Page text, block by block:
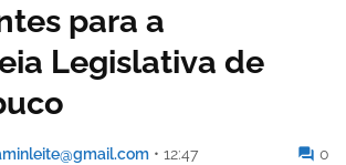
para a
Legislativa de
• 12:47 0